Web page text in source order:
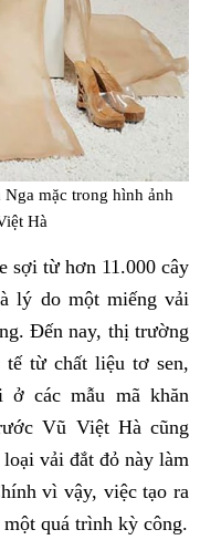
mặc trong hình ảnh
Hà
sợi từ hơn 11.000 cây
lý do một miếng vải
Đến nay, thị trường
tế từ chất liệu tơ sen,
ở các mẫu mã khăn
Vũ Việt Hà cũng
vải đắt đỏ này làm
vì vậy, việc tạo ra
quá trình kỳ công.